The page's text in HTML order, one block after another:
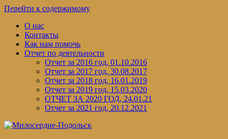
Перейти к содержимому
О нас
Контакты
Как нам помочь
Отчет по деятельности
Отчет за 2016 год, 01.10.2016
Отчет за 2017 год, 30.08.2017
Отчет за 2018 год, 16.01.2019
Отчет за 2019 год, 15.03.2020
ОТЧЕТ ЗА 2020 ГОД, 24.01.21
Отчет за 2021 год, 20.12.2021